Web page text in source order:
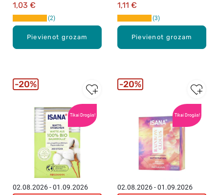
Pievienot grozam
1,03 €
2
Pievienot grozam
1,11 €
3
Tikai Drogās!
02.08.2026 - 01.09.2026
20%
Tikai Drogās!
02.08.2026 - 01.09.2026
20%